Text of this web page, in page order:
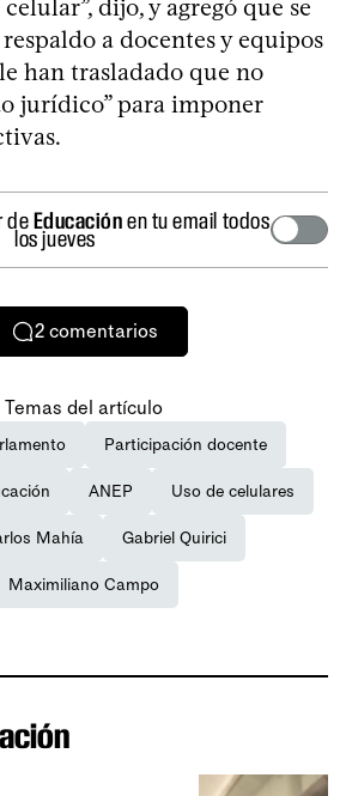
dijo, y agregó que se
a docentes y equipos
han trasladado que no
jurídico” para imponer
deEducaciónen tu email todos
los jueves
2 comentarios
Temas del artículo
Participación docente
ANEP Uso de celulares
Mahía Gabriel Quirici
Maximiliano Campo